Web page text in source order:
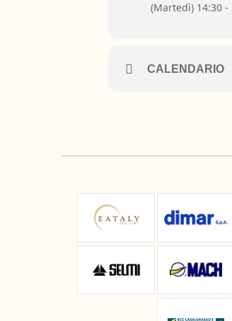
(Martedì) 14:30 -
CALENDARIO